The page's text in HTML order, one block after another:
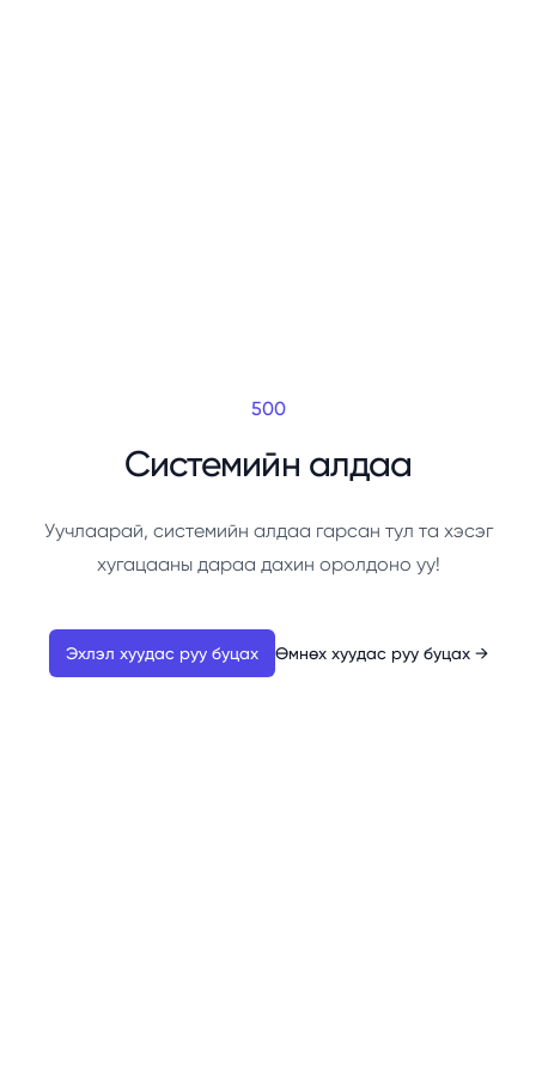
500
Системийн алдаа
Уучлаарай, системийн алдаа гарсан тул та хэсэг
хугацааны дараа дахин оролдоно уу!
Эхлэл хуудас руу буцах Өмнөх хуудас руу буцах →